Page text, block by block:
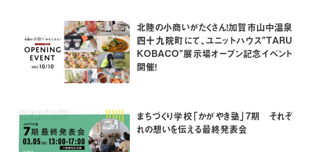
北陸の小商いがたくさん！加賀市山中温泉
四十九院町にて、ユニットハウス”TARU
KOBACO”展示場オープン記念イベント
開催！
まちづくり学校「かがやき塾」7期 それぞ
れの想いを伝える最終発表会